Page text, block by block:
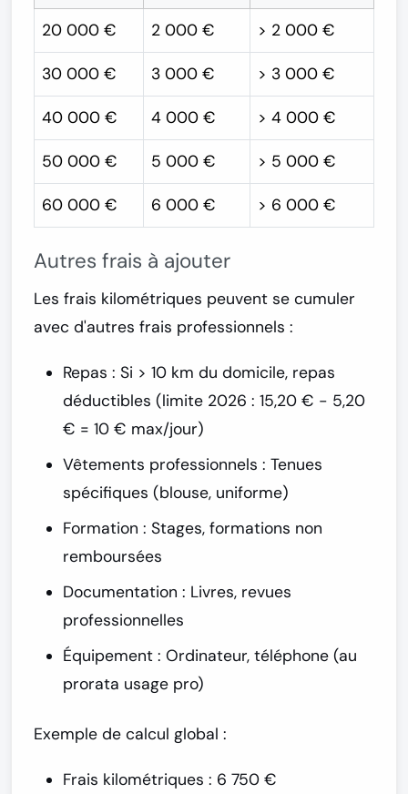
20 000 € 2 000 € > 2 000 €
30 000 € 3 000 € > 3 000 €
40 000 € 4 000 € > 4 000 €
50 000 € 5 000 € > 5 000 €
60 000 € 6 000 € > 6 000 €
Autres frais à ajouter
Les frais kilométriques peuvent se cumuler
avec d'autres frais professionnels :
Repas : Si > 10 km du domicile, repas
déductibles (limite 2026 : 15,20 € - 5,20
€ = 10 € max/jour)
Vêtements professionnels : Tenues
spécifiques (blouse, uniforme)
Formation : Stages, formations non
remboursées
Documentation : Livres, revues
professionnelles
Équipement : Ordinateur, téléphone (au
prorata usage pro)
Exemple de calcul global :
Frais kilométriques : 6 750 €